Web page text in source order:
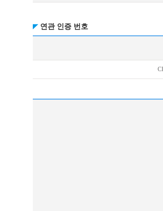
연관 인증 번호